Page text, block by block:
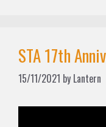
STA 17th
15/11/2021 by Lantern